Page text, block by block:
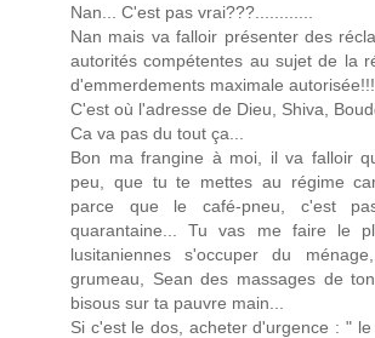
Nan... C'est pas vrai???............
Nan mais va falloir présenter des
autorités compétentes au sujet de la
d'emmerdements maximale
C'est où l'adresse de Dieu, Shiva,
Ca va pas du tout ça...
Bon ma frangine à moi, il va falloir
peu, que tu te mettes au régime
parce que le café-pneu, c'est
quarantaine... Tu vas me faire le
lusitaniennes s'occuper du
grumeau, Sean des massages de
bisous sur ta pauvre main...
Si c'est le dos, acheter d'urgence : "